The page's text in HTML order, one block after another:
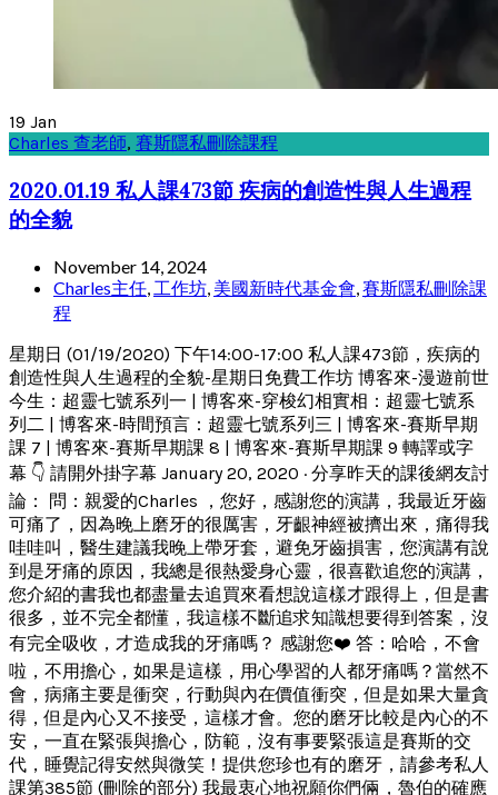
19 Jan
Charles 查老師, 賽斯隱私刪除課程
2020.01.19 私人課473節 疾病的創造性與人生過程
的全貌
November 14, 2024
Charles主任, 工作坊, 美國新時代基金會,賽斯隱私刪除課
程
星期日 (01/19/2020) 下午14:00-17:00 私人課473節，疾病的
創造性與人生過程的全貌-星期日免費工作坊 博客來-漫遊前世
今生：超靈七號系列一 | 博客來-穿梭幻相實相：超靈七號系
列二 | 博客來-時間預言：超靈七號系列三 | 博客來-賽斯早期
課 7 | 博客來-賽斯早期課 8 | 博客來-賽斯早期課 9 轉譯或字
幕 👇 請開外掛字幕 January 20, 2020 · 分享昨天的課後網友討
論： 問：親愛的Charles ，您好，感謝您的演講，我最近牙齒
可痛了，因為晚上磨牙的很厲害，牙齦神經被擠出來，痛得我
哇哇叫，醫生建議我晚上帶牙套，避免牙齒損害，您演講有說
到是牙痛的原因，我總是很熱愛身心靈，很喜歡追您的演講，
您介紹的書我也都盡量去追買來看想說這樣才跟得上，但是書
很多，並不完全都懂，我這樣不斷追求知識想要得到答案，沒
有完全吸收，才造成我的牙痛嗎？ 感謝您❤️ 答：哈哈，不會
啦，不用擔心，如果是這樣，用心學習的人都牙痛嗎？當然不
會，病痛主要是衝突，行動與內在價值衝突，但是如果大量貪
得，但是內心又不接受，這樣才會。您的磨牙比較是內心的不
安，一直在緊張與擔心，防範，沒有事要緊張這是賽斯的交
代，睡覺記得安然與微笑！提供您珍也有的磨牙，請參考私人
課第385節 (刪除的部分) 我最衷心地祝願你們倆，魯伯的確應